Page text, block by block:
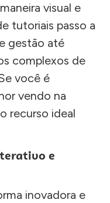
visual e
tutoriais passo a
gestão até
complexos de
você é
vendo na
recurso ideal
e
inovadora e